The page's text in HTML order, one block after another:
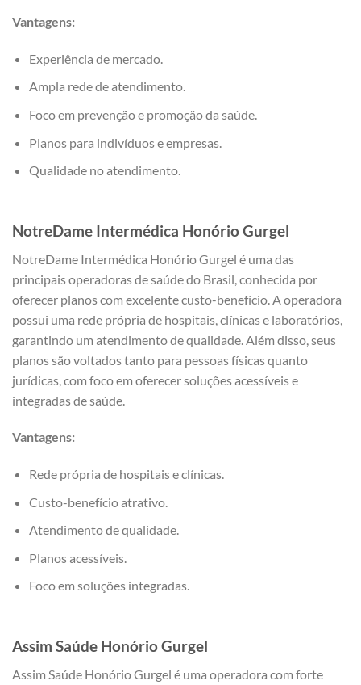
Vantagens:
Experiência de mercado.
Ampla rede de atendimento.
Foco em prevenção e promoção da saúde.
Planos para indivíduos e empresas.
Qualidade no atendimento.
NotreDame Intermédica Honório Gurgel
NotreDame Intermédica Honório Gurgel é uma das
principais operadoras de saúde do Brasil, conhecida por
oferecer planos com excelente custo-benefício. A operadora
possui uma rede própria de hospitais, clínicas e laboratórios,
garantindo um atendimento de qualidade. Além disso, seus
planos são voltados tanto para pessoas físicas quanto
jurídicas, com foco em oferecer soluções acessíveis e
integradas de saúde.
Vantagens:
Rede própria de hospitais e clínicas.
Custo-benefício atrativo.
Atendimento de qualidade.
Planos acessíveis.
Foco em soluções integradas.
Assim Saúde Honório Gurgel
Assim Saúde Honório Gurgel é uma operadora com forte